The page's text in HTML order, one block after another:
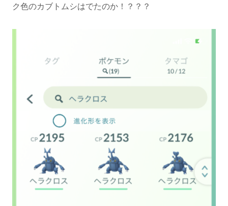
ク色のカブトムシはでたのか！？？？